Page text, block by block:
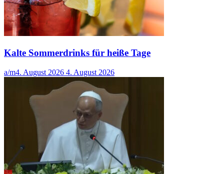
Kalte Sommerdrinks für heiße Tage
a/m4. August 2026 4. August 2026